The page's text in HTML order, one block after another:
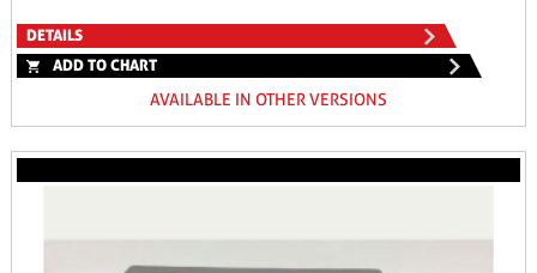
DETAILS
ADD TO CHART
AVAILABLE IN OTHER VERSIONS